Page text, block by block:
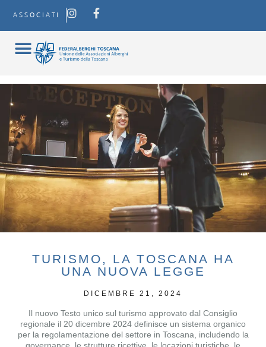
ASSOCIATI
TURISMO, LA TOSCANA HA
UNA NUOVA LEGGE
DICEMBRE 21, 2024
​​​​​​​Il nuovo Testo unico sul turismo approvato dal Consiglio
regionale il 20 dicembre 2024 definisce un sistema organico
per la regolamentazione del settore in Toscana, includendo la
governance, le strutture ricettive, le locazioni turistiche, le